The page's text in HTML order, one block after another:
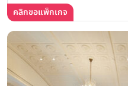
คลิกขอแพ็กเกจ